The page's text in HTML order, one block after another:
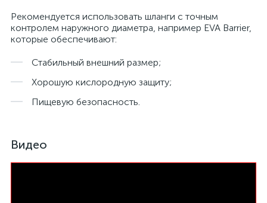
Рекомендуется использовать шланги с точным
контролем наружного диаметра, например EVA Barrier,
которые обеспечивают:
Стабильный внешний размер;
Хорошую кислородную защиту;
Пищевую безопасность.
Видео